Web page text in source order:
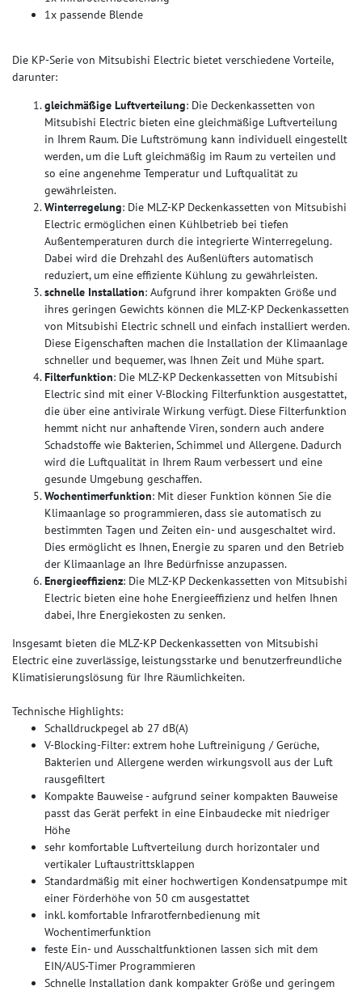
1x passende Blende
Die KP-Serie von Mitsubishi Electric bietet verschiedene Vorteile,
darunter:
gleichmäßige Luftverteilung: Die Deckenkassetten von
Mitsubishi Electric bieten eine gleichmäßige Luftverteilung
in Ihrem Raum. Die Luftströmung kann individuell eingestellt
werden, um die Luft gleichmäßig im Raum zu verteilen und
so eine angenehme Temperatur und Luftqualität zu
gewährleisten.
Winterregelung: Die MLZ-KP Deckenkassetten von Mitsubishi
Electric ermöglichen einen Kühlbetrieb bei tiefen
Außentemperaturen durch die integrierte Winterregelung.
Dabei wird die Drehzahl des Außenlüfters automatisch
reduziert, um eine effiziente Kühlung zu gewährleisten.
schnelle Installation: Aufgrund ihrer kompakten Größe und
ihres geringen Gewichts können die MLZ-KP Deckenkassetten
von Mitsubishi Electric schnell und einfach installiert werden.
Diese Eigenschaften machen die Installation der Klimaanlage
schneller und bequemer, was Ihnen Zeit und Mühe spart.
Filterfunktion: Die MLZ-KP Deckenkassetten von Mitsubishi
Electric sind mit einer V-Blocking Filterfunktion ausgestattet,
die über eine antivirale Wirkung verfügt. Diese Filterfunktion
hemmt nicht nur anhaftende Viren, sondern auch andere
Schadstoffe wie Bakterien, Schimmel und Allergene. Dadurch
wird die Luftqualität in Ihrem Raum verbessert und eine
gesunde Umgebung geschaffen.
Wochentimerfunktion: Mit dieser Funktion können Sie die
Klimaanlage so programmieren, dass sie automatisch zu
bestimmten Tagen und Zeiten ein- und ausgeschaltet wird.
Dies ermöglicht es Ihnen, Energie zu sparen und den Betrieb
der Klimaanlage an Ihre Bedürfnisse anzupassen.
Energieeffizienz: Die MLZ-KP Deckenkassetten von Mitsubishi
Electric bieten eine hohe Energieeffizienz und helfen Ihnen
dabei, Ihre Energiekosten zu senken.
Insgesamt bieten die MLZ-KP Deckenkassetten von Mitsubishi
Electric eine zuverlässige, leistungsstarke und benutzerfreundliche
Klimatisierungslösung für Ihre Räumlichkeiten.
Technische Highlights:
Schalldruckpegel ab 27 dB(A)
V-Blocking-Filter: extrem hohe Luftreinigung / Gerüche,
Bakterien und Allergene werden wirkungsvoll aus der Luft
rausgefiltert
Kompakte Bauweise - aufgrund seiner kompakten Bauweise
passt das Gerät perfekt in eine Einbaudecke mit niedriger
Höhe
sehr komfortable Luftverteilung durch horizontaler und
vertikaler Luftaustrittsklappen
Standardmäßig mit einer hochwertigen Kondensatpumpe mit
einer Förderhöhe von 50 cm ausgestattet
inkl. komfortable Infrarotfernbedienung mit
Wochentimerfunktion
feste Ein- und Ausschaltfunktionen lassen sich mit dem
EIN/AUS-Timer Programmieren
Schnelle Installation dank kompakter Größe und geringem